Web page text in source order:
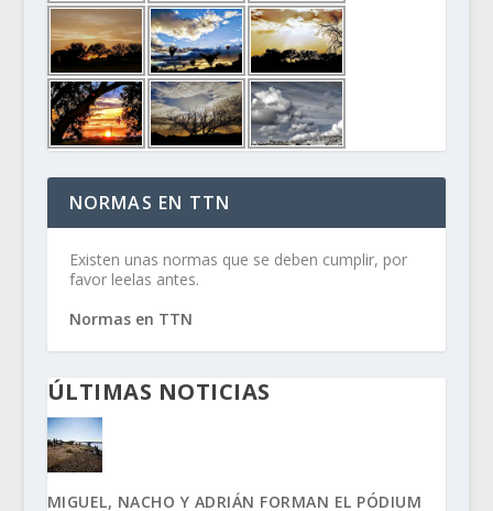
NORMAS EN TTN
Existen unas normas que se deben cumplir, por
favor leelas antes.
Normas en TTN
ÚLTIMAS NOTICIAS
MIGUEL, NACHO Y ADRIÁN FORMAN EL PÓDIUM